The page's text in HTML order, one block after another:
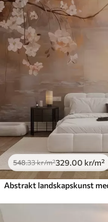
548.33kr/m²329 .00 kr/m²